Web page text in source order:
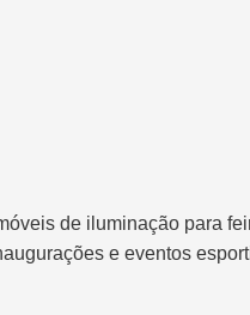
de iluminação para
e eventos